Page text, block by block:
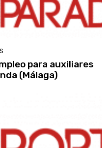
para auxiliares
(Málaga)